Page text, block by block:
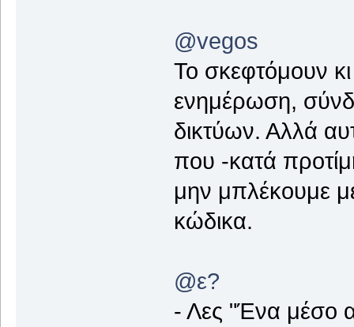
@vegos
Το σκεφτόμουν
ενημέρωση,
δικτύων. Αλλά
που -κατά
μην μπλέκουμε
κώδικα.
@ε?
- Λες "Ένα μέσο